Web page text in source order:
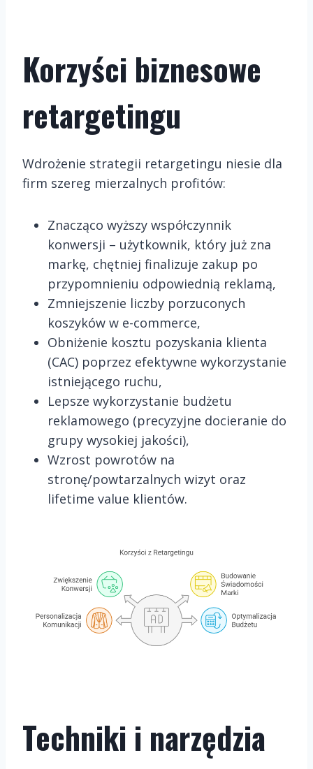
Korzyści biznesowe
retargetingu
Wdrożenie strategii retargetingu niesie dla
firm szereg mierzalnych profitów:
Znacząco wyższy współczynnik
konwersji – użytkownik, który już zna
markę, chętniej finalizuje zakup po
przypomnieniu odpowiednią reklamą,
Zmniejszenie liczby porzuconych
koszyków w e-commerce,
Obniżenie kosztu pozyskania klienta
(CAC) poprzez efektywne wykorzystanie
istniejącego ruchu,
Lepsze wykorzystanie budżetu
reklamowego (precyzyjne docieranie do
grupy wysokiej jakości),
Wzrost powrotów na
stronę/powtarzalnych wizyt oraz
lifetime value klientów.
Techniki i narzędzia